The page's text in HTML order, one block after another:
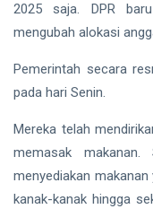
2025 saja. DPR
mengubah alokasi
Pemerintah secara
pada hari Senin.
Mereka telah
memasak
menyediakan
kanak-kanak hingga